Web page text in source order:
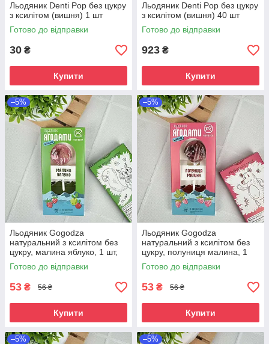
Льодяник Denti Pop без цукру
з ксилітом (вишня) 1 шт
Готово до відправки
30 ₴
Купити
Льодяник Denti Pop без цукру
з ксилітом (вишня) 40 шт
Готово до відправки
923 ₴
Купити
–5%
Льодяник Gogodza
натуральний з ксилітом без
цукру, малина яблуко, 1 шт,
Україна
Готово до відправки
53 ₴ 56 ₴
Купити
–5%
Льодяник Gogodza
натуральний з ксилітом без
цукру, полуниця малина, 1
шт, Україна
Готово до відправки
53 ₴ 56 ₴
Купити
–5% –5%